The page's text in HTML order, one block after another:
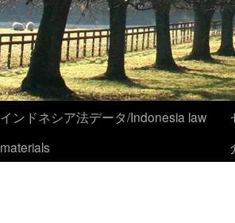
インドネシア法データ/Indonesia law
materials